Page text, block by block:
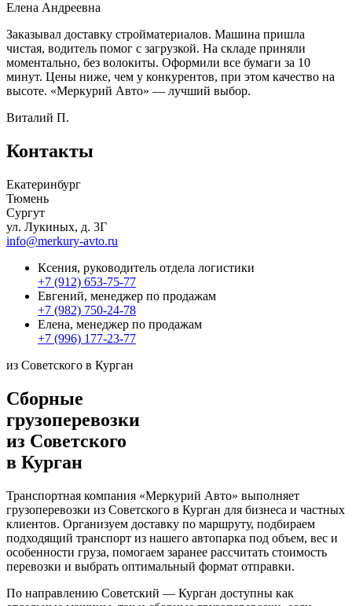
Елена Андреевна
Заказывал доставку стройматериалов. Машина пришла
чистая, водитель помог с загрузкой. На складе приняли
моментально, без волокиты. Оформили все бумаги за 10
минут. Цены ниже, чем у конкурентов, при этом качество на
высоте. «Меркурий Авто» — лучший выбор.
Виталий П.
Контакты
Екатеринбург
Тюмень
Сургут
ул. Лукиных, д. 3Г
info@merkury-avto.ru
Ксения, руководитель отдела логистики
+7 (912) 653-75-77
Евгений, менеджер по продажам
+7 (982) 750-24-78
Елена, менеджер по продажам
+7 (996) 177-23-77
из Советского в Курган
Сборные
грузоперевозки
из Советского
в Курган
Транспортная компания «Меркурий Авто» выполняет
грузоперевозки из Советского в Курган для бизнеса и частных
клиентов. Организуем доставку по маршруту, подбираем
подходящий транспорт из нашего автопарка под объем, вес и
особенности груза, помогаем заранее рассчитать стоимость
перевозки и выбрать оптимальный формат отправки.
По направлению Советский — Курган доступны как